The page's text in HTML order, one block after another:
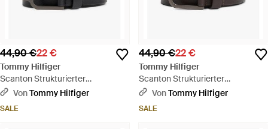
44,90 €22 €
Tommy Hilfiger
Scanton Strukturierter
Ledergürtel Mit Logo - Schwarz
VonTommy Hilfiger
SALE
44,90 €22 €
Tommy Hilfiger
Scanton Strukturierter
Ledergürtel Mit Logo - Braun
VonTommy Hilfiger
SALE